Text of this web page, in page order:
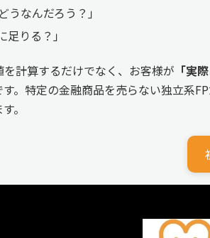
うなんだろう？」
足りる？」
計算するだけでなく、お客様が 「実
。特定の金融商品を売らない独立系
。